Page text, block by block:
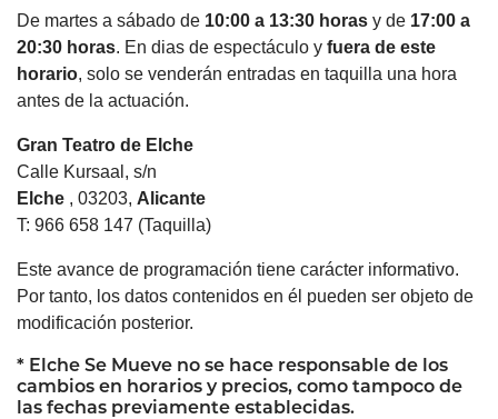
De martes a sábado de 10:00 a 13:30 horas y de 17:00 a
20:30 horas. En dias de espectáculo y fuera de este
horario, solo se venderán entradas en taquilla una hora
antes de la actuación.
Gran Teatro de Elche
Calle Kursaal, s/n
Elche , 03203, Alicante
T: 966 658 147 (Taquilla)
Este avance de programación tiene carácter informativo.
Por tanto, los datos contenidos en él pueden ser objeto de
modificación posterior.
* Elche Se Mueve no se hace responsable de los
cambios en horarios y precios, como tampoco de
las fechas previamente establecidas.